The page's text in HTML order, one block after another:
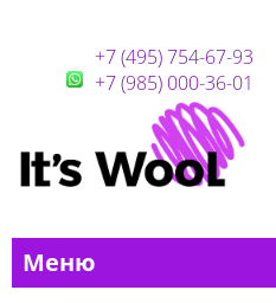
+7 (495) 754-67-93
+7 (985) 000-36-01
Меню